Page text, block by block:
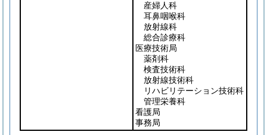
産婦人科
耳鼻咽喉科
放射線科
総合診療科
医療技術局
薬剤科
検査技術科
放射線技術科
リハビリテーション技術科
管理栄養科
看護局
事務局